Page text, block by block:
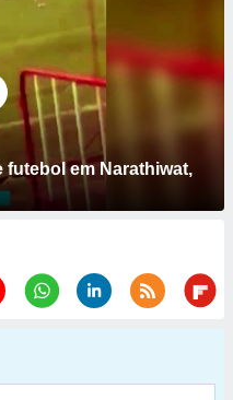
futebol em Narathiwat,